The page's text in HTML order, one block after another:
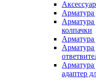
колпачки
Арматура
адаптер